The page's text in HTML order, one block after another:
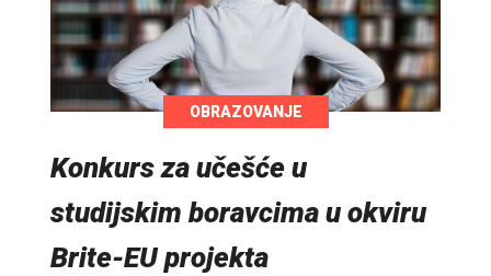
OBRAZOVANJE
Konkurs za učešće u
studijskim boravcima u okviru
Brite-EU projekta